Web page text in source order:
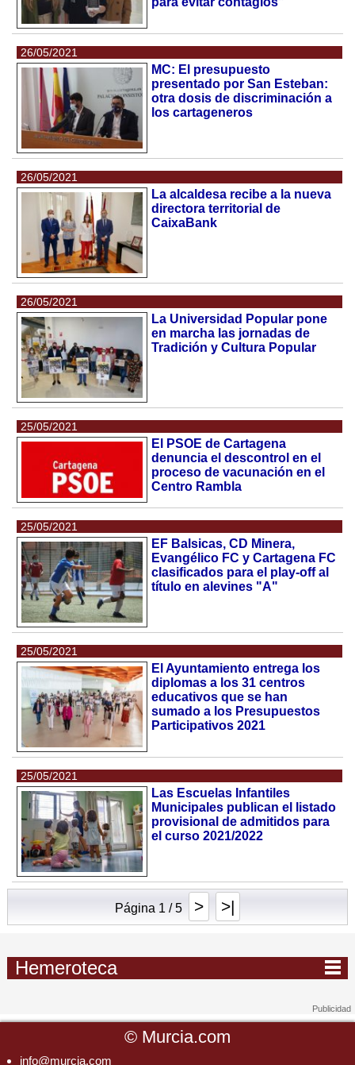
26/05/2021
MC: El presupuesto
presentado por San Esteban:
otra dosis de discriminación a
los cartageneros
26/05/2021
La alcaldesa recibe a la nueva
directora territorial de
CaixaBank
26/05/2021
La Universidad Popular pone
en marcha las jornadas de
Tradición y Cultura Popular
25/05/2021
El PSOE de Cartagena
denuncia el descontrol en el
proceso de vacunación en el
Centro Rambla
25/05/2021
EF Balsicas, CD Minera,
Evangélico FC y Cartagena FC
clasificados para el play-off al
título en alevines "A"
25/05/2021
El Ayuntamiento entrega los
diplomas a los 31 centros
educativos que se han
sumado a los Presupuestos
Participativos 2021
25/05/2021
Las Escuelas Infantiles
Municipales publican el listado
provisional de admitidos para
el curso 2021/2022
Página 1 / 5 > >|
Hemeroteca
© Murcia.com
info@murcia.com